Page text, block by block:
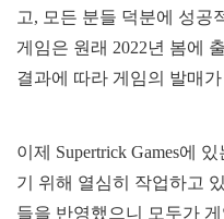
고, 모든 분들 덕분에 성공
게임은 원래 2022년 봄에
결과에 따라 게임의 발매
이제 Supertrick Games에
기 위해 열심히 작업하고
들을 반영했으니 모두가